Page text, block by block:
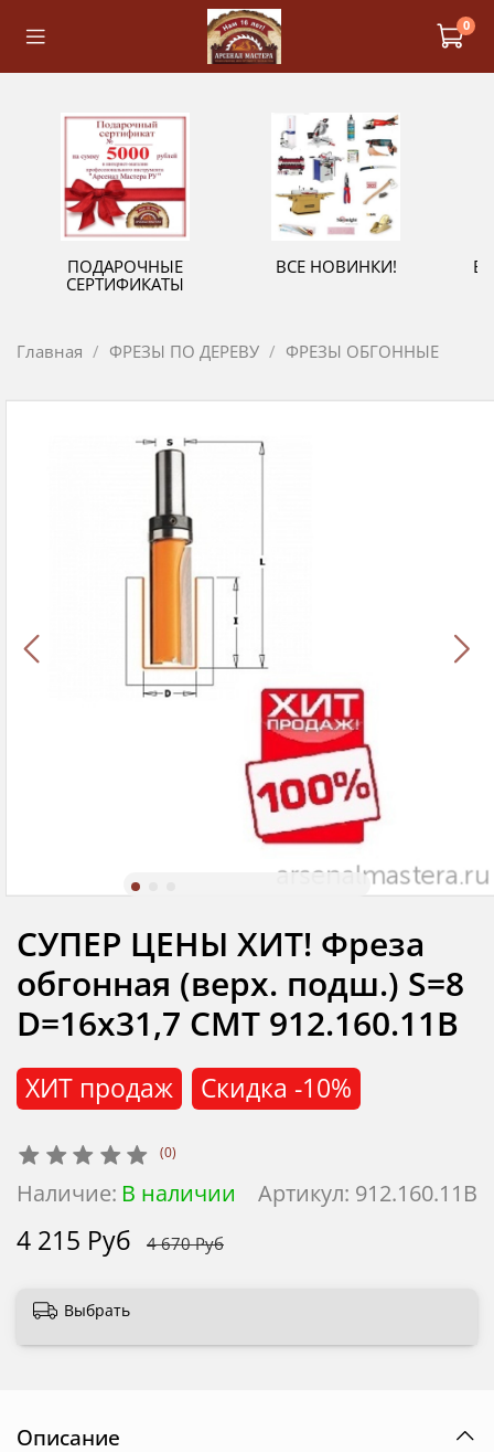
0
ПОДАРОЧНЫЕ
СЕРТИФИКАТЫ
ВСЕ НОВИНКИ!
Главная ФРЕЗЫ ПО ДЕРЕВУ ФРЕЗЫ ОБГОННЫЕ
(0)
Артикул: 912.160.11B
Наличие: В наличии
ХИТ продаж Скидка -10%
СУПЕР ЦЕНЫ ХИТ! Фреза
обгонная (верх. подш.) S=8
D=16x31,7 CMT 912.160.11B
4 215 Руб 4 670 Руб
Выбрать
Описание